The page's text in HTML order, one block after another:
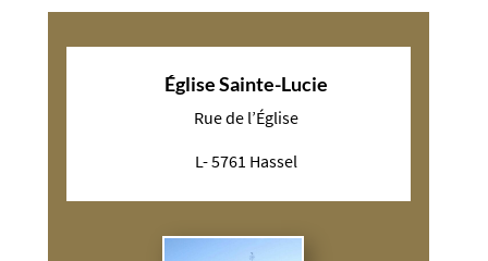
Église Sainte-Lucie
Rue de l’Église
L- 5761 Hassel